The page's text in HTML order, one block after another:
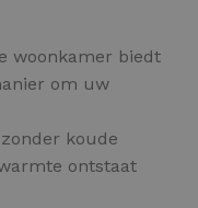
woonkamer biedt
om uw
koude
ontstaat